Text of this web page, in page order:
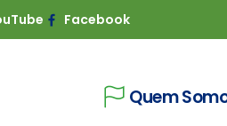
Facebook
Quem